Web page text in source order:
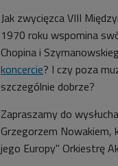
Jak zwycięzca VIII
1970 roku wspomina
Chopina i
koncercie? I czy poza
szczególnie dobrze?
Zapraszamy do
Grzegorzem Nowakiem,
jego Europy" Orkiestrę